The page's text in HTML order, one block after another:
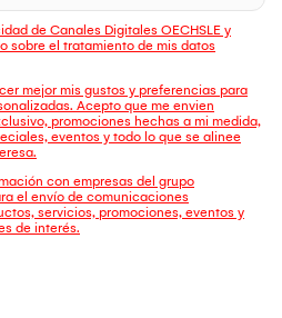
de Canales Digitales OECHSLE y
sobre el tratamiento de mis datos
mejor mis gustos y preferencias para
Acepto que me envien
promociones hechas a mi medida,
eventos y todo lo que se alinee
con empresas del grupo
el envío de comunicaciones
servicios, promociones, eventos y
de interés.